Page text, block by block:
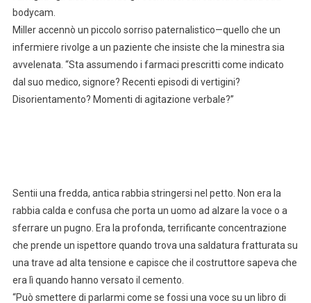
bodycam.
Miller accennò un piccolo sorriso paternalistico—quello che un
infermiere rivolge a un paziente che insiste che la minestra sia
avvelenata. “Sta assumendo i farmaci prescritti come indicato
dal suo medico, signore? Recenti episodi di vertigini?
Disorientamento? Momenti di agitazione verbale?”
Sentii una fredda, antica rabbia stringersi nel petto. Non era la
rabbia calda e confusa che porta un uomo ad alzare la voce o a
sferrare un pugno. Era la profonda, terrificante concentrazione
che prende un ispettore quando trova una saldatura fratturata su
una trave ad alta tensione e capisce che il costruttore sapeva che
era lì quando hanno versato il cemento.
“Può smettere di parlarmi come se fossi una voce su un libro di